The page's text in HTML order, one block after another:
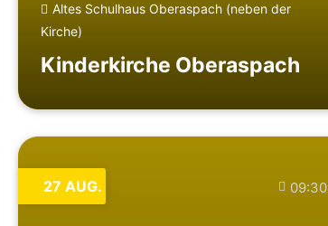
Altes Schulhaus Oberaspach (neben der
Kirche)
Kinderkirche Oberaspach
27 AUG. 09:30